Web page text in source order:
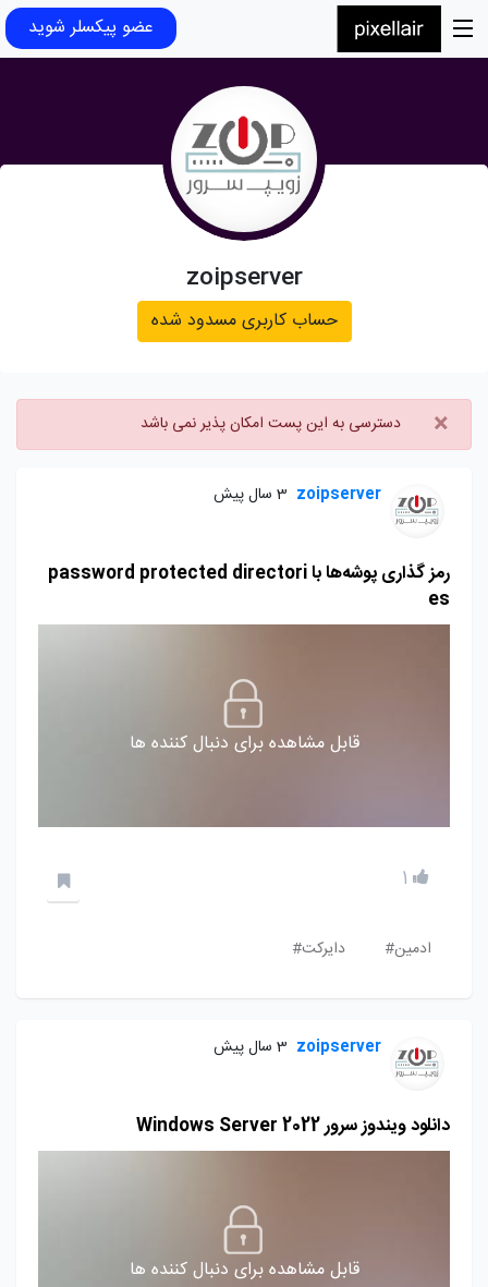
عضو پیکسلر شوید
zoipserver
حساب کاربری مسدود شده
× دسترسی به این پست امکان پذیر نمی باشد
zoipserver 3 سال پیش
رمز گذاری پوشه‌ها با password protected directori
es
قابل مشاهده برای دنبال کننده ها
1
ادمین# دایرکت#
zoipserver 3 سال پیش
دانلود ویندوز سرور Windows Server 2022
قابل مشاهده برای دنبال کننده ها